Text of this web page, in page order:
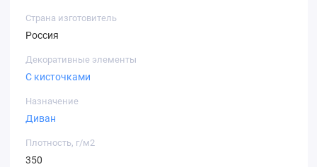
Страна изготовитель
Россия
Декоративные элементы
С кисточками
Назначение
Диван
Плотность, г/м2
350